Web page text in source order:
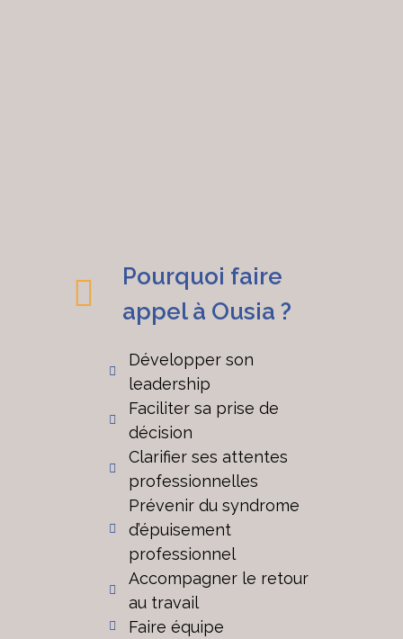
Pourquoi faire
appel à Ousia ?
Développer son
leadership
Faciliter sa prise de
décision
Clarifier ses attentes
professionnelles
Prévenir du syndrome
d’épuisement
professionnel
Accompagner le retour
au travail
Faire équipe